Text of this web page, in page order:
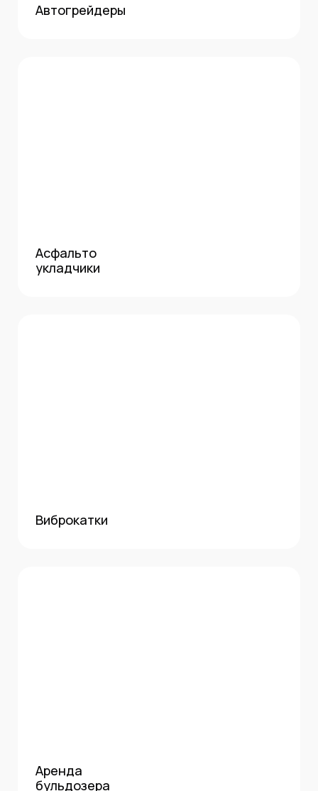
Автогрейдеры
Асфальто
укладчики
Виброкатки
Аренда
бульдозера